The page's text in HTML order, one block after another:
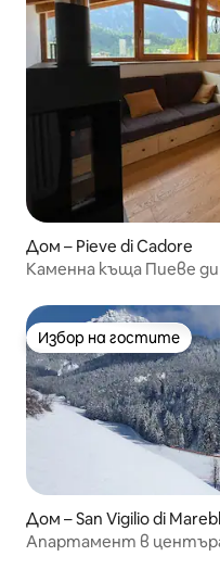
Дом – Pieve di Cadore
Каменна къща Пиеве
Избор на гостите
Избор на гостите
Дом – San Vigilio di
Апартамент в